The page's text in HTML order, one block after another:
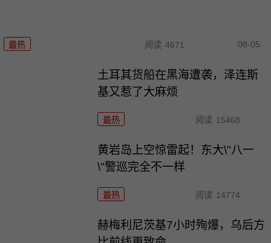
最热 阅读 4671 08-05
土耳其货船在黑海遭袭，泽连斯
基又惹了大麻烦
最热 阅读 15468
黄岩岛上空惊雷起！东大\"八一
\"警巡完全不一样
最热 阅读 14774
赫梅利尼茨基7小时殉爆，乌后方